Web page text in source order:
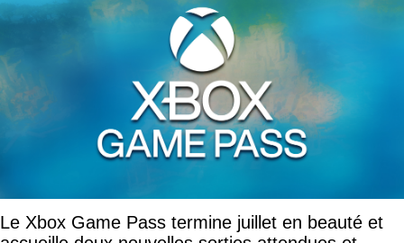
Le Xbox Game Pass termine juillet en beauté et